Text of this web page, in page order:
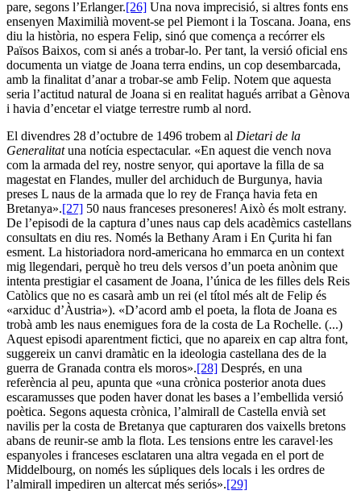
pare, segons l’Erlanger.[26] Una nova imprecisió, si altres fonts ens
ensenyen Maximilià movent-se pel Piemont i la Toscana. Joana, ens
diu la història, no espera Felip, sinó que comença a recórrer els
Països Baixos, com si anés a trobar-lo. Per tant, la versió oficial ens
documenta un viatge de Joana terra endins, un cop desembarcada,
amb la finalitat d’anar a trobar-se amb Felip. Notem que aquesta
seria l’actitud natural de Joana si en realitat hagués arribat a Gènova
i havia d’encetar el viatge terrestre rumb al nord.
El divendres 28 d’octubre de 1496 trobem al Dietari de la
Generalitatuna notícia espectacular. «En aquest die vench nova
com la armada del rey, nostre senyor, qui aportave la filla de sa
magestat en Flandes, muller del archiduch de Burgunya, havia
preses L naus de la armada que lo rey de França havia feta en
Bretanya».[27] 50 naus franceses presoneres! Això és molt estrany.
De l’episodi de la captura d’unes naus cap dels acadèmics castellans
consultats en diu res. Només la Bethany Aram i En Çurita hi fan
esment. La historiadora nord-americana ho emmarca en un context
mig llegendari, perquè ho treu dels versos d’un poeta anònim que
intenta prestigiar el casament de Joana, l’única de les filles dels Reis
Catòlics que no es casarà amb un rei (el títol més alt de Felip és
«arxiduc d’Àustria»). «D’acord amb el poeta, la flota de Joana es
trobà amb les naus enemigues fora de la costa de La Rochelle. (...)
Aquest episodi aparentment fictici, que no apareix en cap altra font,
suggereix un canvi dramàtic en la ideologia castellana des de la
guerra de Granada contra els moros».[28] Després, en una
referència al peu, apunta que «una crònica posterior anota dues
escaramusses que poden haver donat les bases a l’embellida versió
poètica. Segons aquesta crònica, l’almirall de Castella envià set
navilis per la costa de Bretanya que capturaren dos vaixells bretons
abans de reunir-se amb la flota. Les tensions entre les caravel·les
espanyoles i franceses esclataren una altra vegada en el port de
Middelbourg, on només les súpliques dels locals i les ordres de
l’almirall impediren un altercat més seriós».[29]